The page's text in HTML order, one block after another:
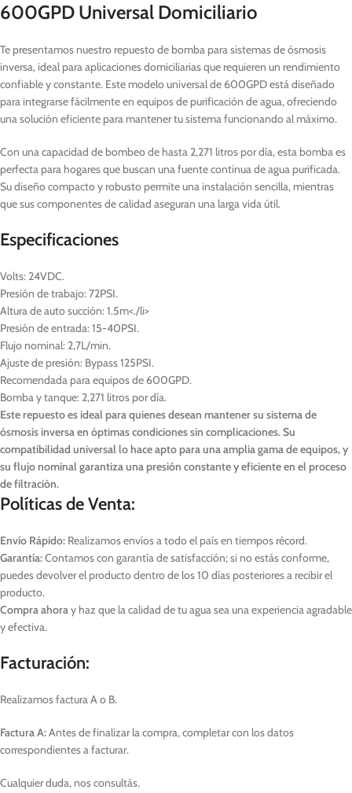
600GPD Universal Domiciliario
Te presentamos nuestro repuesto de bomba para sistemas de ósmosis
inversa, ideal para aplicaciones domiciliarias que requieren un rendimiento
confiable y constante. Este modelo universal de 600GPD está diseñado
para integrarse fácilmente en equipos de purificación de agua, ofreciendo
una solución eficiente para mantener tu sistema funcionando al máximo.
Con una capacidad de bombeo de hasta 2,271 litros por día, esta bomba es
perfecta para hogares que buscan una fuente continua de agua purificada.
Su diseño compacto y robusto permite una instalación sencilla, mientras
que sus componentes de calidad aseguran una larga vida útil.
Especificaciones
Volts: 24VDC.
Presión de trabajo: 72PSI.
Altura de auto succión: 1.5m<./li>
Presión de entrada: 15-40PSI.
Flujo nominal: 2,7L/min.
Ajuste de presión: Bypass 125PSI.
Recomendada para equipos de 600GPD.
Bomba y tanque: 2,271 litros por día.
Este repuesto es ideal para quienes desean mantener su sistema de
ósmosis inversa en óptimas condiciones sin complicaciones. Su
compatibilidad universal lo hace apto para una amplia gama de equipos, y
su flujo nominal garantiza una presión constante y eficiente en el proceso
de filtración.
Políticas de Venta:
Envío Rápido: Realizamos envíos a todo el país en tiempos récord.
Garantía:Contamos con garantía de satisfacción; si no estás conforme,
puedes devolver el producto dentro de los 10 días posteriores a recibir el
producto.
Compra ahoray haz que la calidad de tu agua sea una experiencia agradable
y efectiva.
Facturación:
Realizamos factura A o B.
Factura A:Antes de finalizar la compra, completar con los datos
correspondientes a facturar.
Cualquier duda, nos consultás.